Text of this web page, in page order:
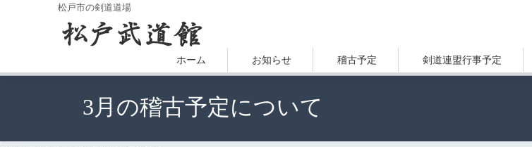
松戸市の剣道道場
ホーム お知らせ 稽古予定 剣道連盟行事予定
3月の稽古予定について